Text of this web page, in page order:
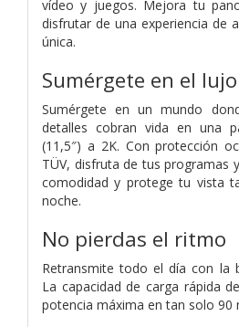
vídeo y juegos. Mejora tu
disfrutar de una experiencia de
única.
Sumérgete en el
Sumérgete en un mundo
detalles cobran vida en una
(11,5″) a 2K. Con protección
TÜV, disfruta de tus programas
comodidad y protege tu vista
noche.
No pierdas el ritmo
Retransmite todo el día con la
La capacidad de carga rápida
potencia máxima en tan solo 90